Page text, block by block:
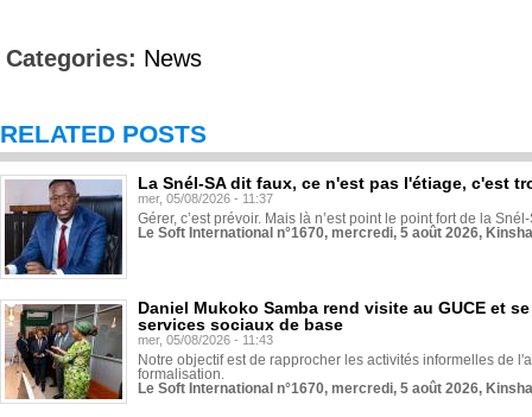
Categories: News
RELATED POSTS
La Snél-SA dit faux, ce n'est pas l'étiage, c'est
mer, 05/08/2026 - 11:37
Gérer, c’est prévoir. Mais là n’est point le point fort de la
Le Soft International n°1670, mercredi, 5 août 2026,
Daniel Mukoko Samba rend visite au GUCE et
services sociaux de base
mer, 05/08/2026 - 11:43
Notre objectif est de rapprocher les activités informelles de
formalisation.
Le Soft International n°1670, mercredi, 5 août 2026,